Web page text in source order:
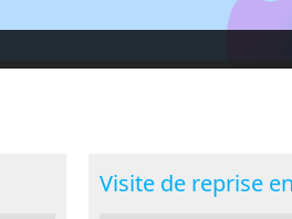
Visite de reprise